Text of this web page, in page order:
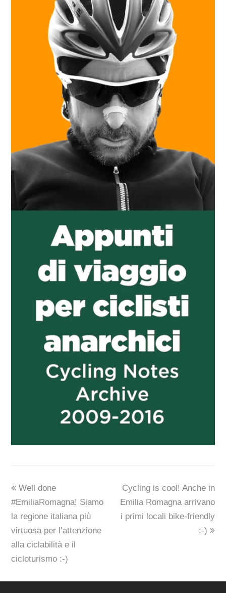
previous
post:
Well done
#EmiliaRomagna! Siamo
la regione italiana più
virtuosa per l’attenzione
alla ciclabilità e il
cicloturismo :-)
next
post:
Cycling is cool! Anche in
Emilia Romagna arrivano
i primi locali bike-friendly
:-)